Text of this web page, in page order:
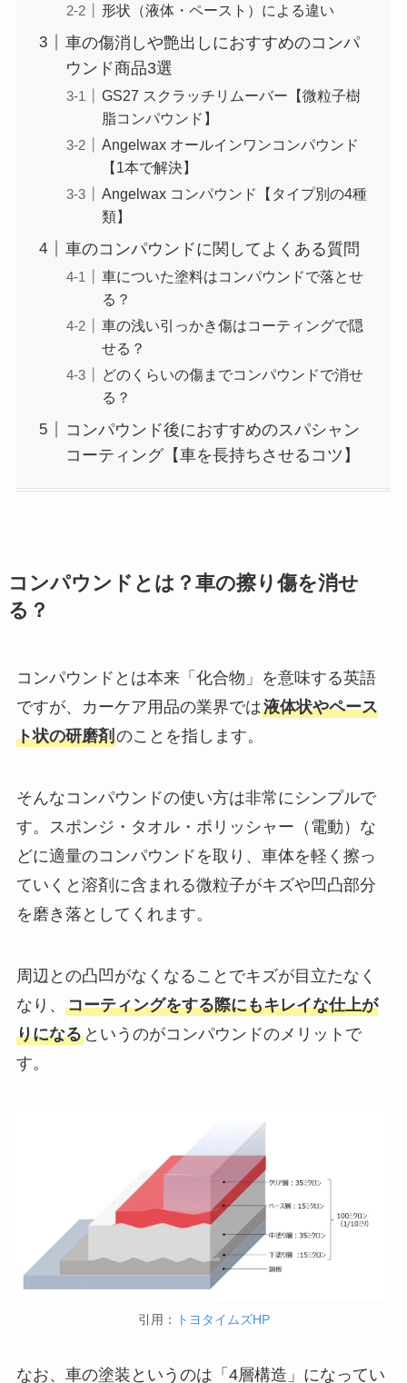
形状（液体・ペースト）による違い
車の傷消しや艶出しにおすすめのコンパ
ウンド商品3選
GS27 スクラッチリムーバー【微粒子樹
脂コンパウンド】
Angelwax オールインワンコンパウンド
【1本で解決】
Angelwax コンパウンド【タイプ別の4種
類】
車のコンパウンドに関してよくある質問
車についた塗料はコンパウンドで落とせ
る？
車の浅い引っかき傷はコーティングで隠
せる？
どのくらいの傷までコンパウンドで消せ
る？
コンパウンド後におすすめのスパシャン
コーティング【車を長持ちさせるコツ】
コンパウンドとは？車の擦り傷を消せ
る？
コンパウンドとは本来「化合物」を意味する英語
ですが、カーケア用品の業界では液体状やペース
ト状の研磨剤のことを指します。
そんなコンパウンドの使い方は非常にシンプルで
す。スポンジ・タオル・ポリッシャー（電動）な
どに適量のコンパウンドを取り、車体を軽く擦っ
ていくと溶剤に含まれる微粒子がキズや凹凸部分
を磨き落としてくれます。
周辺との凸凹がなくなることでキズが目立たなく
なり、 コーティングをする際にもキレイな仕上が
りになるというのがコンパウンドのメリットで
す。
引用： トヨタイムズHP
なお、車の塗装というのは「4層構造」になってい